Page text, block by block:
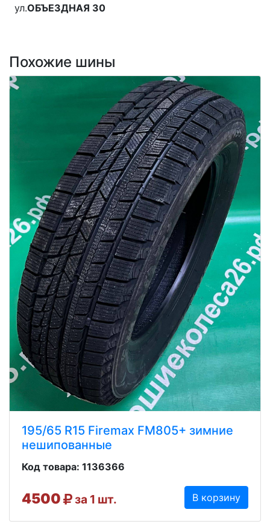
ул.ОБЪЕЗДНАЯ 30
Похожие шины
195/65 R15 Firemax FM805+ зимние
нешипованные
Код товара: 1136366
4500 за 1 шт. В корзину